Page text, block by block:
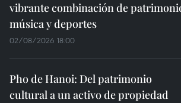
vibrante combinación de
música y deportes
02/08/2026 18:00
Pho de Hanoi: Del patrimonio
cultural a un activo de propiedad